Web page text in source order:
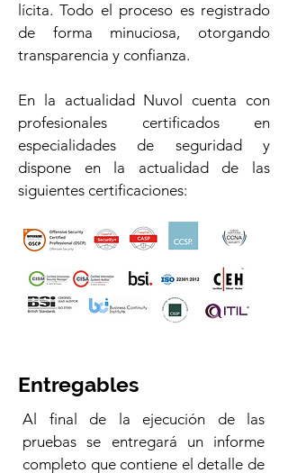
lícita. Todo el proceso es registrado
de forma minuciosa, otorgando
transparencia y confianza.
En la actualidad Nuvol cuenta con
profesionales certificados en
especialidades de seguridad y
dispone en la actualidad de las
siguientes certificaciones:
Entregables
Al final de la ejecución de las
pruebas se entregará un informe
completo que contiene el detalle de